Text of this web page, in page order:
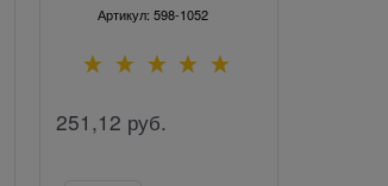
Артикул: 598-1052
251,12 руб.